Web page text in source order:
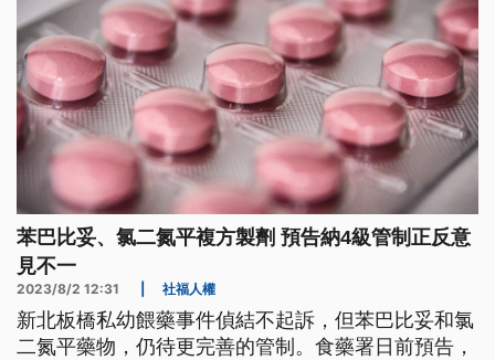
苯巴比妥、氯二氮平複方製劑 預告納4級管制正反意
見不一
2023/8/2 12:31 社福人權
新北板橋私幼餵藥事件偵結不起訴，但苯巴比妥和氯
二氮平藥物，仍待更完善的管制。食藥署日前預告，